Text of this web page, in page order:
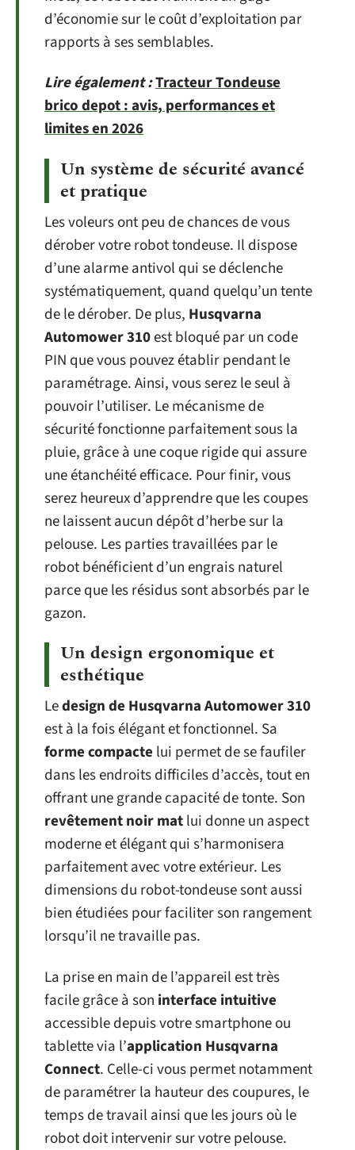
d’économie sur le coût d’exploitation par
rapports à ses semblables.
Lire également :Tracteur Tondeuse
brico depot : avis, performances et
limites en 2026
Un système de sécurité avancé
et pratique
Les voleurs ont peu de chances de vous
dérober votre robot tondeuse. Il dispose
d’une alarme antivol qui se déclenche
systématiquement, quand quelqu’un tente
de le dérober. De plus, Husqvarna
Automower 310est bloqué par un code
PIN que vous pouvez établir pendant le
paramétrage. Ainsi, vous serez le seul à
pouvoir l’utiliser. Le mécanisme de
sécurité fonctionne parfaitement sous la
pluie, grâce à une coque rigide qui assure
une étanchéité efficace. Pour finir, vous
serez heureux d’apprendre que les coupes
ne laissent aucun dépôt d’herbe sur la
pelouse. Les parties travaillées par le
robot bénéficient d’un engrais naturel
parce que les résidus sont absorbés par le
gazon.
Un design ergonomique et
esthétique
Ledesign de Husqvarna Automower 310
est à la fois élégant et fonctionnel. Sa
forme compacte lui permet de se faufiler
dans les endroits difficiles d’accès, tout en
offrant une grande capacité de tonte. Son
revêtement noir matlui donne un aspect
moderne et élégant qui s’harmonisera
parfaitement avec votre extérieur. Les
dimensions du robot-tondeuse sont aussi
bien étudiées pour faciliter son rangement
lorsqu’il ne travaille pas.
La prise en main de l’appareil est très
facile grâce à son interface intuitive
accessible depuis votre smartphone ou
tablette via l’application Husqvarna
Connect. Celle-ci vous permet notamment
de paramétrer la hauteur des coupures, le
temps de travail ainsi que les jours où le
robot doit intervenir sur votre pelouse.